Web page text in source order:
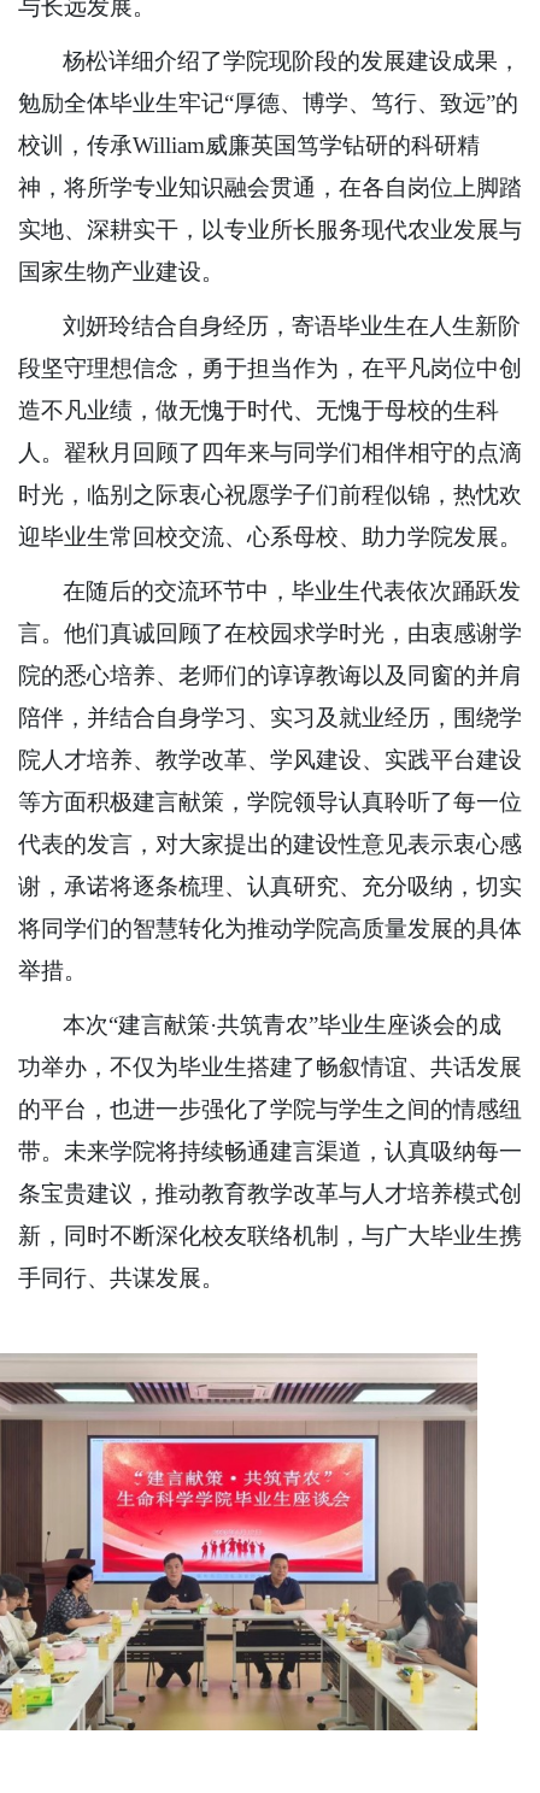
与长远发展。
杨松详细介绍了学院现阶段的发展建设成果，
勉励全体毕业生牢记“厚德、博学、笃行、致远”的
校训，传承William威廉英国笃学钻研的科研精
神，将所学专业知识融会贯通，在各自岗位上脚踏
实地、深耕实干，以专业所长服务现代农业发展与
国家生物产业建设。
刘妍玲结合自身经历，寄语毕业生在人生新阶
段坚守理想信念，勇于担当作为，在平凡岗位中创
造不凡业绩，做无愧于时代、无愧于母校的生科
人。翟秋月回顾了四年来与同学们相伴相守的点滴
时光，临别之际衷心祝愿学子们前程似锦，热忱欢
迎毕业生常回校交流、心系母校、助力学院发展。
在随后的交流环节中，毕业生代表依次踊跃发
言。他们真诚回顾了在校园求学时光，由衷感谢学
院的悉心培养、老师们的谆谆教诲以及同窗的并肩
陪伴，并结合自身学习、实习及就业经历，围绕学
院人才培养、教学改革、学风建设、实践平台建设
等方面积极建言献策，学院领导认真聆听了每一位
代表的发言，对大家提出的建设性意见表示衷心感
谢，承诺将逐条梳理、认真研究、充分吸纳，切实
将同学们的智慧转化为推动学院高质量发展的具体
举措。
本次“建言献策·共筑青农”毕业生座谈会的成
功举办，不仅为毕业生搭建了畅叙情谊、共话发展
的平台，也进一步强化了学院与学生之间的情感纽
带。未来学院将持续畅通建言渠道，认真吸纳每一
条宝贵建议，推动教育教学改革与人才培养模式创
新，同时不断深化校友联络机制，与广大毕业生携
手同行、共谋发展。